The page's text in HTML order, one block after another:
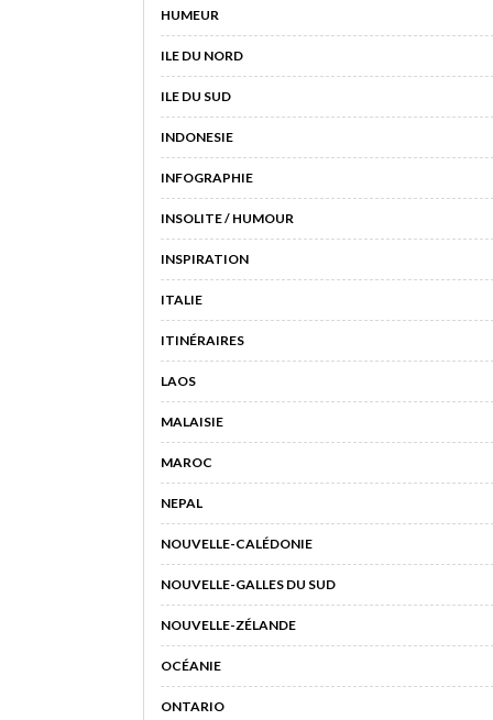
HUMEUR
ILE DU NORD
ILE DU SUD
INDONESIE
INFOGRAPHIE
INSOLITE / HUMOUR
INSPIRATION
ITALIE
ITINÉRAIRES
LAOS
MALAISIE
MAROC
NEPAL
NOUVELLE-CALÉDONIE
NOUVELLE-GALLES DU SUD
NOUVELLE-ZÉLANDE
OCÉANIE
ONTARIO